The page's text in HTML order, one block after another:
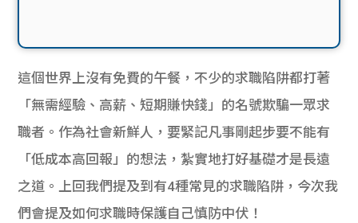
這個世界上沒有免費的午餐，不少的求職陷阱都打著
「無需經驗、高薪、短期賺快錢」的名號欺騙一眾求
職者。作為社會新鮮人，要緊記凡事剛起步要不能有
「低成本高回報」的想法，紮實地打好基礎才是長遠
之道。上回我們提及到有4種常見的求職陷阱，今次我
們會提及如何求職時保護自己慎防中伏！